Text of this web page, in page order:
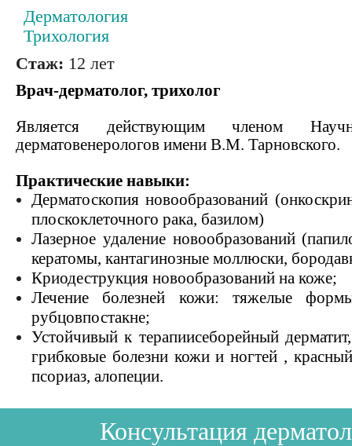
Дерматология
Трихология
Стаж: 12 лет
Врач-дерматолог, трихолог
Является действующим членом
дерматовенерологов имени В.М. Тарновского.
Практические навыки:
Дерматоскопия новообразований
плоскоклеточного рака, базилом)
Лазерное удаление новообразований
кератомы, кантагинозные моллюски,
Криодеструкция новообразований на коже;
Лечение болезней кожи: тяжелые
рубцовпостакне;
Устойчивый к терапиисеборейный
грибковые болезни кожи и ногтей ,
псориаз, алопеции.
Консультация